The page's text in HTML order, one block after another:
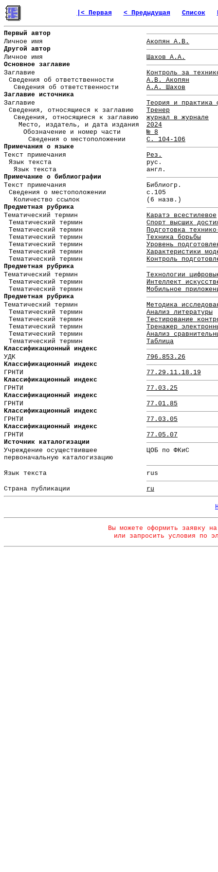
|< Первая < Предыдущая Список
Первый автор
Личное имя
Акопян А.В.
Другой автор
Личное имя
Шахов А.А.
Основное заглавие
Заглавие
Контроль за
Сведения об ответственности
А.В. Акопян
Сведения об ответственности
А.А. Шахов
Заглавие источника
Заглавие
Теория и практика
Сведения, относящиеся к заглавию
Тренер
Сведения, относящиеся к заглавию
журнал в журнале
Место, издатель, и дата издания
2024
Обозначение и номер части
№ 8
Сведения о местоположении
С. 104-106
Примечания о языке
Текст примечания
Рез.
Язык текста
рус.
Язык текста
англ.
Примечание о библиографии
Текст примечания
Библиогр.
Сведения о местоположении
с.105
Количество ссылок
(6 назв.)
Предметная рубрика
Тематический термин
Каратэ всестилевое
Тематический термин
Спорт высших
Тематический термин
Подготовка
Тематический термин
Техника борьбы
Тематический термин
Уровень
Тематический термин
Характеристики
Тематический термин
Контроль
Предметная рубрика
Тематический термин
Технологии
Тематический термин
Интеллект
Тематический термин
Мобильное
Предметная рубрика
Тематический термин
Методика
Тематический термин
Анализ литературы
Тематический термин
Тестирование
Тематический термин
Тренажер
Тематический термин
Анализ
Тематический термин
Таблица
Классификационный индекс
УДК
796.853.26
Классификационный индекс
ГРНТИ
77.29.11.18.19
Классификационный индекс
ГРНТИ
77.03.25
Классификационный индекс
ГРНТИ
77.01.85
Классификационный индекс
ГРНТИ
77.03.05
Классификационный индекс
ГРНТИ
77.05.07
Источник каталогизации
Учреждение осуществившее
первоначальную каталогизацию
ЦОБ по ФКиС
Язык текста rus
Страна публикации ru
Вы можете оформить заявку
или запросить условия по